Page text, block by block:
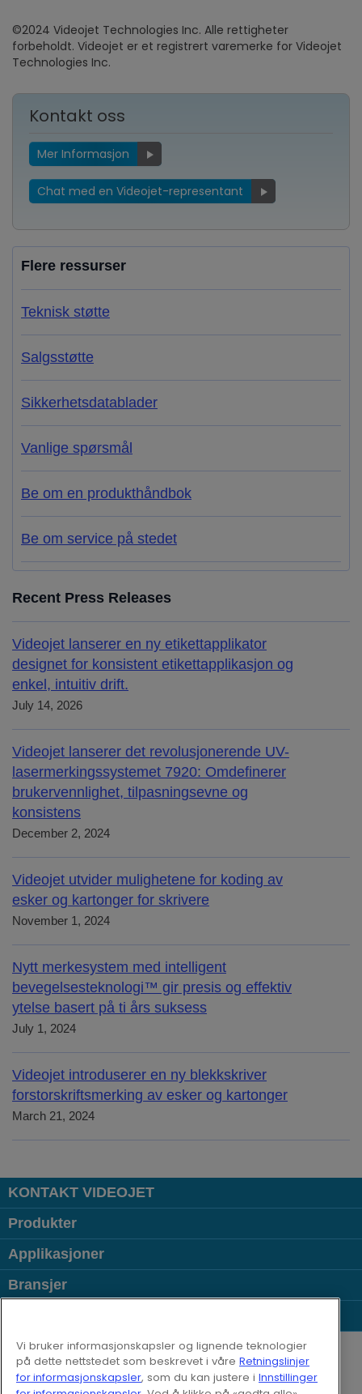
©2024 Videojet Technologies Inc. Alle rettigheter
forbeholdt. Videojet er et registrert varemerke for Videojet
Technologies Inc.
Kontakt oss
Mer Informasjon
Chat med en Videojet-representant
Flere ressurser
Teknisk støtte
Salgsstøtte
Sikkerhetsdatablader
Vanlige spørsmål
Be om en produkthåndbok
Be om service på stedet
Recent Press Releases
Videojet lanserer en ny etikettapplikator
designet for konsistent etikettapplikasjon og
enkel, intuitiv drift.
July 14, 2026
Videojet lanserer det revolusjonerende UV-
lasermerkingssystemet 7920: Omdefinerer
brukervennlighet, tilpasningsevne og
konsistens
December 2, 2024
Videojet utvider mulighetene for koding av
esker og kartonger for skrivere
November 1, 2024
Nytt merkesystem med intelligent
bevegelsesteknologi™ gir presis og effektiv
ytelse basert på ti års suksess
July 1, 2024
Videojet introduserer en ny blekkskriver
forstorskriftsmerking av esker og kartonger
March 21, 2024
KONTAKT VIDEOJET
Produkter
Applikasjoner
Bransjer
Follow us on:
© 2026 Videojet Technologies Inc.
Vi bruker informasjonskapsler og lignende teknologier
på dette nettstedet som beskrevet i våre Retningslinjer
for informasjonskapsler, som du kan justere i Innstillinger